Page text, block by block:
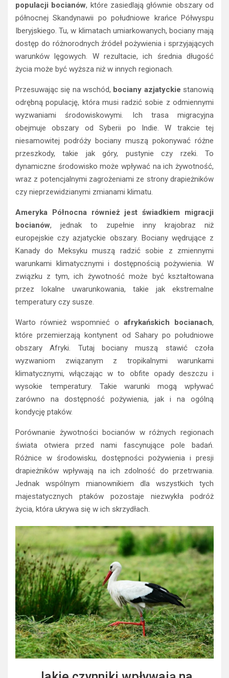
populacji bocianów, które zasiedlają głównie obszary od
północnej Skandynawii po południowe krańce Półwyspu
Iberyjskiego. Tu, w klimatach umiarkowanych, bociany mają
dostęp do różnorodnych źródeł pożywienia i sprzyjających
warunków lęgowych. W rezultacie, ich średnia długość
życia może być wyższa niż w innych regionach.
Przesuwając się na wschód, bociany azjatyckie stanowią
odrębną populację, która musi radzić sobie z odmiennymi
wyzwaniami środowiskowymi. Ich trasa migracyjna
obejmuje obszary od Syberii po Indie. W trakcie tej
niesamowitej podróży bociany muszą pokonywać różne
przeszkody, takie jak góry, pustynie czy rzeki. To
dynamiczne środowisko może wpływać na ich żywotność,
wraz z potencjalnymi zagrożeniami ze strony drapieżników
czy nieprzewidzianymi zmianami klimatu.
Ameryka Północna również jest świadkiem migracji
bocianów, jednak to zupełnie inny krajobraz niż
europejskie czy azjatyckie obszary. Bociany wędrujące z
Kanady do Meksyku muszą radzić sobie z zmiennymi
warunkami klimatycznymi i dostępnością pożywienia. W
związku z tym, ich żywotność może być kształtowana
przez lokalne uwarunkowania, takie jak ekstremalne
temperatury czy susze.
Warto również wspomnieć o afrykańskich bocianach,
które przemierzają kontynent od Sahary po południowe
obszary Afryki. Tutaj bociany muszą stawić czoła
wyzwaniom związanym z tropikalnymi warunkami
klimatycznymi, włączając w to obfite opady deszczu i
wysokie temperatury. Takie warunki mogą wpływać
zarówno na dostępność pożywienia, jak i na ogólną
kondycję ptaków.
Porównanie żywotności bocianów w różnych regionach
świata otwiera przed nami fascynujące pole badań.
Różnice w środowisku, dostępności pożywienia i presji
drapieżników wpływają na ich zdolność do przetrwania.
Jednak wspólnym mianownikiem dla wszystkich tych
majestatycznych ptaków pozostaje niezwykła podróż
życia, która ukrywa się w ich skrzydłach.